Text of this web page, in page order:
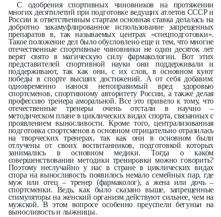
С одобрения спортивных чиновников на протяжении
многих десятилетий при подготовке ведущих атлетов СССР и
России к ответственным стартам основная ставка делалась на
добротно закамуфлированное использование запрещенных
препаратов в, так называемых центрах «спецподготовки».
Такое положение дел было обусловлено еще и тем, что многие
отечественные спортивные чиновники не один десяток лет
верят свято в магическую силу фармакологии. Вот этих
представителей спортивной науки они поддерживали и
поддерживают, так как они, с их слов, в основном куют
победы в спорте высших достижений. А от себя добавим:
одновременно нанося непоправимый вред здоровью
спортсменов, спортивному авторитету России, а также делая
профессию тренера аморальной. Все это привело к тому, что
отечественные тренеры очень отстали в научно –
методическом плане в циклических видах спорта, связанных с
проявлением выносливости. Кроме того, централизованная
подготовка спортсменов в основном отрицательно отразилась
на творческих тренерах, так как они в основном были
отлучены от своих воспитанников, подготовкой которых
занимались в основном медики. Тогда о каком
совершенствовании методики тренировки можно говорить?
Поэтому неслучайно у нас в стране в циклических видах
спора на выносливость появилось немало семейных пар, где
муж или отец – тренер (фармаколог), а жена или дочь –
спортсменки. Ведь, как было сказано выше, запрещенные
стимуляторы на женский организм действуют сильнее, чем на
мужской. В этом вопросе особенно преуспели бегуньи на
выносливость и лыжницы.